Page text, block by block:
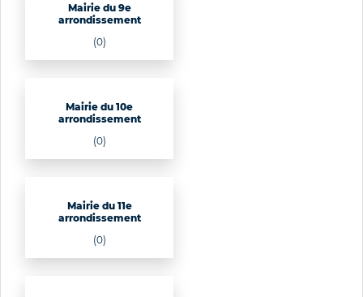
Mairie du 9e
arrondissement
(0)
Mairie du 10e
arrondissement
(0)
Mairie du 11e
arrondissement
(0)